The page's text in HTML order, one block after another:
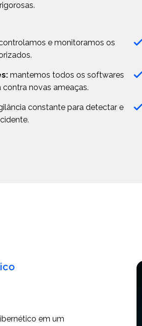
e monitoramos os
mantemos todos os softwares
novas ameaças.
constante para detectar e
em um